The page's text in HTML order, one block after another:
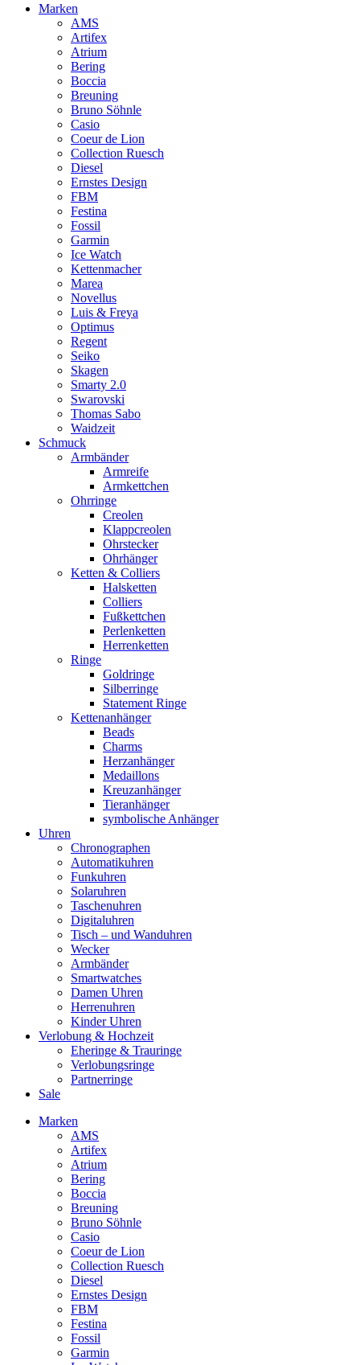
Marken
AMS
Artifex
Atrium
Bering
Boccia
Breuning
Bruno Söhnle
Casio
Coeur de Lion
Collection Ruesch
Diesel
Ernstes Design
FBM
Festina
Fossil
Garmin
Ice Watch
Kettenmacher
Marea
Novellus
Luis & Freya
Optimus
Regent
Seiko
Skagen
Smarty 2.0
Swarovski
Thomas Sabo
Waidzeit
Schmuck
Armbänder
Armreife
Armkettchen
Ohrringe
Creolen
Klappcreolen
Ohrstecker
Ohrhänger
Ketten & Colliers
Halsketten
Colliers
Fußkettchen
Perlenketten
Herrenketten
Ringe
Goldringe
Silberringe
Statement Ringe
Kettenanhänger
Beads
Charms
Herzanhänger
Medaillons
Kreuzanhänger
Tieranhänger
symbolische Anhänger
Uhren
Chronographen
Automatikuhren
Funkuhren
Solaruhren
Taschenuhren
Digitaluhren
Tisch – und Wanduhren
Wecker
Armbänder
Smartwatches
Damen Uhren
Herrenuhren
Kinder Uhren
Verlobung & Hochzeit
Eheringe & Trauringe
Verlobungsringe
Partnerringe
Sale
Marken
AMS
Artifex
Atrium
Bering
Boccia
Breuning
Bruno Söhnle
Casio
Coeur de Lion
Collection Ruesch
Diesel
Ernstes Design
FBM
Festina
Fossil
Garmin